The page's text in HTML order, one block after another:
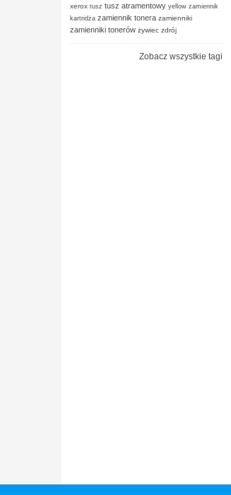
xerox tusz tusz atramentowy yellow zamiennik
kartridża zamiennik tonera zamienniki
zamienniki tonerów żywiec zdrój
Zobacz wszystkie tagi